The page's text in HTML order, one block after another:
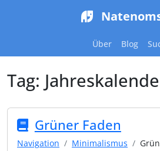
Über Blog
Tag:
Grüner Faden
Navigation Minimalismus